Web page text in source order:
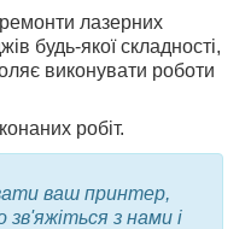
лазерних
будь-якої складності,
виконувати роботи
робіт.
ваш принтер,
з нами і